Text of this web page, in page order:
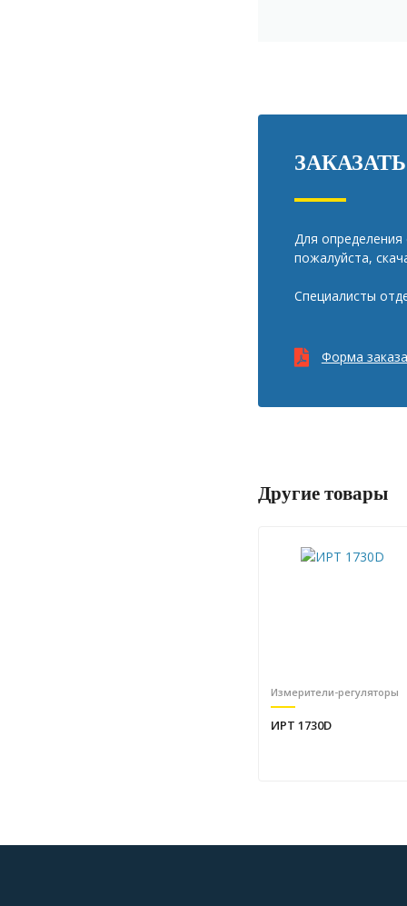
Для определения
пожалуйста,
Специалисты
Форма
Другие товары
Измерители-регуляторы
ИРТ 1730D